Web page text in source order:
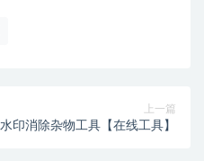
上一篇
印消除杂物工具【在线工具】